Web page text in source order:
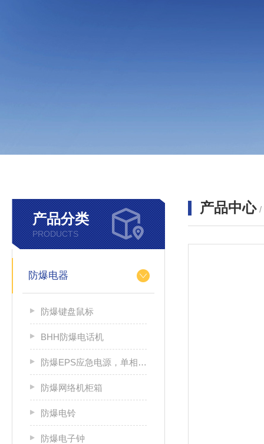
产品分类
PRODUCTS
防爆电器
防爆键盘鼠标
BHH防爆电话机
防爆EPS应急电源，单相/三相电源箱
防爆网络机柜箱
防爆电铃
防爆电子钟
产品中心 /